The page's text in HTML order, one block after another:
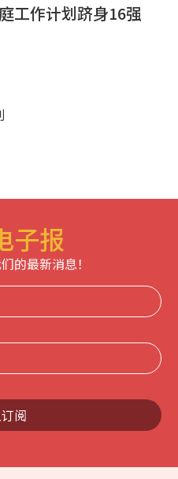
工作计划跻身16强
子报
的最新消息！
阅